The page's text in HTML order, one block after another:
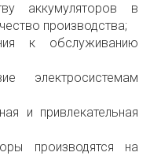
аккумуляторов в
производства;
к обслуживанию
электросистемам
и привлекательная
производятся на